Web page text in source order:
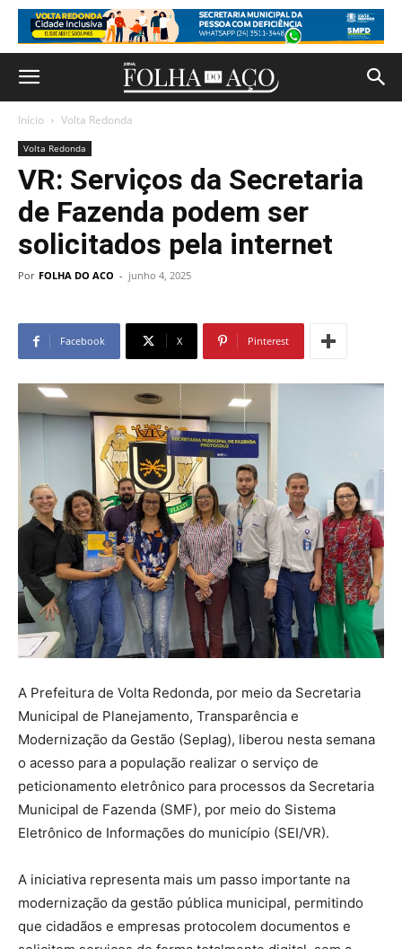
Início Volta Redonda
Volta Redonda
VR: Serviços da Secretaria
de Fazenda podem ser
solicitados pela internet
Por FOLHA DO ACO - junho 4, 2025
Facebook X Pinterest
A Prefeitura de Volta Redonda, por meio da Secretaria
Municipal de Planejamento, Transparência e
Modernização da Gestão (Seplag), liberou nesta semana
o acesso para a população realizar o serviço de
peticionamento eletrônico para processos da Secretaria
Municipal de Fazenda (SMF), por meio do Sistema
Eletrônico de Informações do município (SEI/VR).
A iniciativa representa mais um passo importante na
modernização da gestão pública municipal, permitindo
que cidadãos e empresas protocolem documentos e